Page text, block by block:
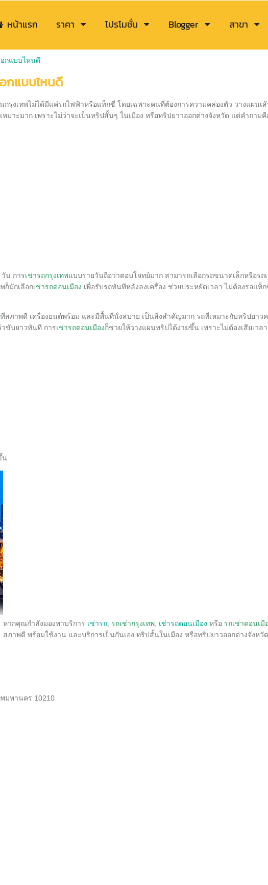
หน้าแรก ราคา โปรโมชั่น Blogger สาขา
อกแบบไหนดี
กแบบไหนดี
กรุงเทพไม่ได้มีแค่รถไฟฟ้าหรือแท็กซี่ โดยเฉพาะคนที่ต้องการความคล่องตัว วางแผนเ
หมาะมาก เพราะไม่ว่าจะเป็นทริปสั้นๆ ในเมือง หรือทริปยาวออกต่างจังหวัด แต่คำถาม
น การเช่ารถกรุงเทพแบบรายวันถือว่าตอบโจทย์มาก สามารถเลือกรถขนาดเล็กหรือร
ก็มักเลือกเช่ารถดอนเมือง เพื่อรับรถทันทีหลังลงเครื่อง ช่วยประหยัดเวลา ไม่ต้องรอแ
ที่สภาพดี เครื่องยนต์พร้อม และมีพื้นที่นั่งสบาย เป็นสิ่งสำคัญมาก รถที่เหมาะกับทริปยา
ขับยาวทันที การเช่ารถดอนเมืองก็ช่วยให้วางแผนทริปได้ง่ายขึ้น เพราะไม่ต้องเสียเวล
น
หากคุณกำลังมองหาบริการ เช่ารถ รถเช่ากรุงเทพ เช่ารถดอนเมือง หรือ รถเช่าดอนเมื
สภาพดี พร้อมใช้งาน และบริการเป็นกันเอง ทริปสั้นในเมือง หรือทริปยาวออกต่างจังห
มหานคร 10210